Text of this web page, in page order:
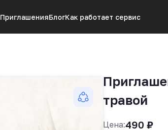
ПриглашенияБлогКак работает сервис
травой
Цена:490 ₽